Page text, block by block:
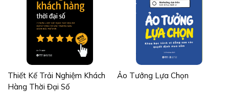
Thiết Kế Trải Nghiệm Khách
Hàng Thời Đại Số
Ảo Tưởng Lựa Chọn